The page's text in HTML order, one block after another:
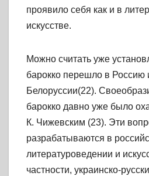
проявило себя как и в
искусстве.
Можно считать уже
барокко перешло в Россию
Белоруссии(22).
барокко давно уже было
К. Чижевским (23). Эти
разрабатываются в
литературоведении и
частности, украинско-